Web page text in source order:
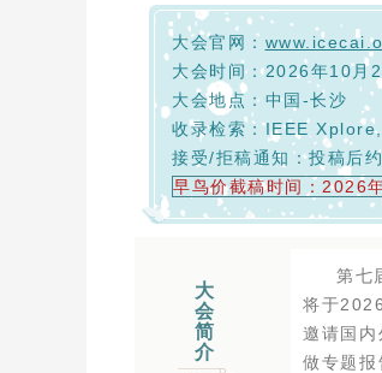
大会官网：
大会时间：2026年10月
大会地点：中国-长沙
收录检索：IEEE
接受/拒稿通知：投稿后
早鸟价截稿时间：2026
大
会
简
介
第七
将于
邀请国
做专题